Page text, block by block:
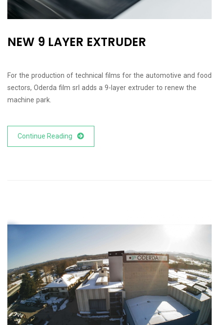
NEW 9 LAYER EXTRUDER
For the production of technical films for the automotive and food
sectors, Oderda film srl adds a 9-layer extruder to renew the
machine park.
Continue Reading